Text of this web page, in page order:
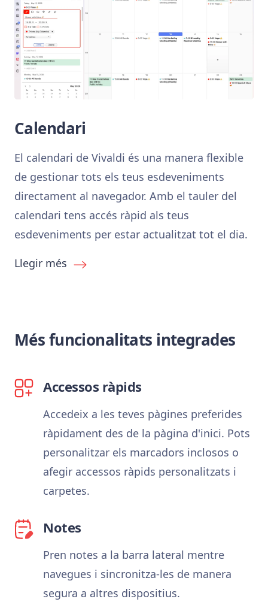
Calendari
El calendari de Vivaldi és una manera flexible
de gestionar tots els teus esdeveniments
directament al navegador. Amb el tauler del
calendari tens accés ràpid als teus
esdeveniments per estar actualitzat tot el dia.
Llegir més
Més funcionalitats integrades
Accessos ràpids
Accedeix a les teves pàgines preferides
ràpidament des de la pàgina d'inici. Pots
personalitzar els marcadors inclosos o
afegir accessos ràpids personalitzats i
carpetes.
Notes
Pren notes a la barra lateral mentre
navegues i sincronitza-les de manera
segura a altres dispositius.